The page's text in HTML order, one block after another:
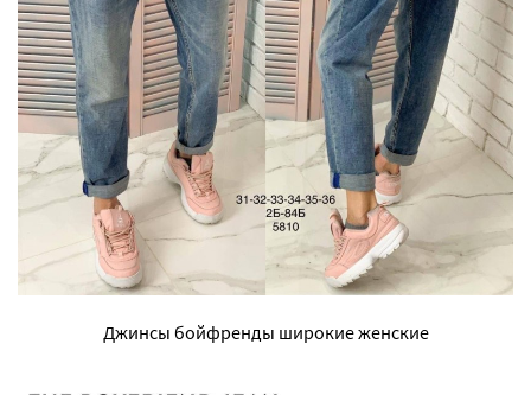
Джинсы бойфренды широкие женские